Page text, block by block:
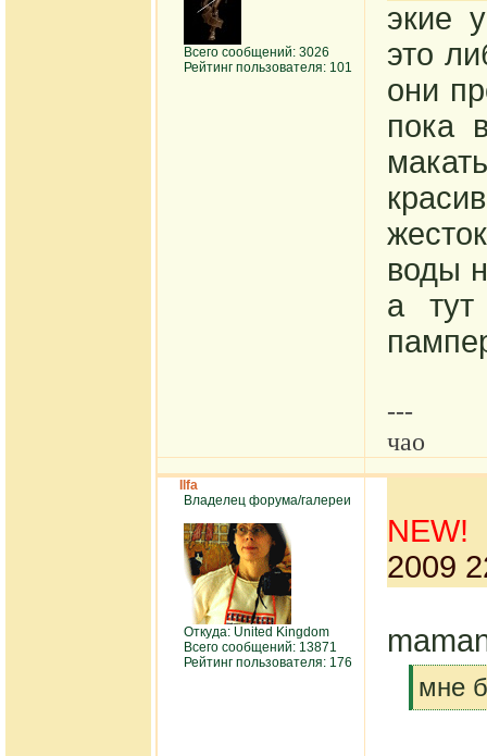
Всего сообщений: 3026
Рейтинг пользователя: 101
экие
это
они
пока
воды
а
---
чао
Ilfa
Владелец форума/галереи
Откуда: United Kingdom
Всего сообщений: 13871
Рейтинг пользователя: 176
NEW!
2009
мне
[/q]